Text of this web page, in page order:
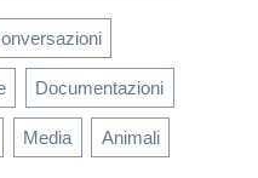
Documentazioni
Media Animali